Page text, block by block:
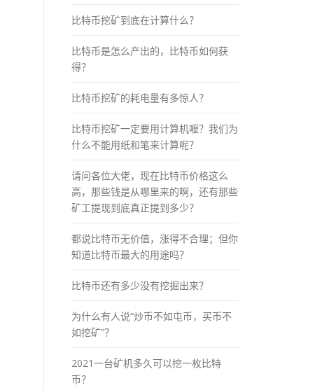
比特币挖矿到底在计算什么？
比特币是怎么产出的，比特币如何获
得？
比特币挖矿的耗电量有多惊人？
比特币挖矿一定要用计算机嚒？我们为
什么不能用纸和笔来计算呢？
请问各位大佬，现在比特币价格这么
高，那些钱是从哪里来的啊，还有那些
矿工提现到底真正提到多少？
都说比特币无价值，涨得不合理；但你
知道比特币最大的用途吗？
比特币还有多少没有挖掘出来？
为什么有人说“炒币不如屯币，买币不
如挖矿”？
2021一台矿机多久可以挖一枚比特
币？